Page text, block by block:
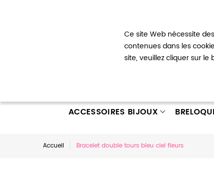
Ce site Web nécessite
contenues dans les
site, veuillez cliquer sur
Mon
ACCESSOIRES BIJOUX
Accueil Bracelet double tours bleu ciel fleurs